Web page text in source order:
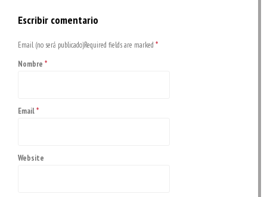
Escribir comentario
Email (no será publicado)Required fields are marked *
Nombre *
Email*
Website